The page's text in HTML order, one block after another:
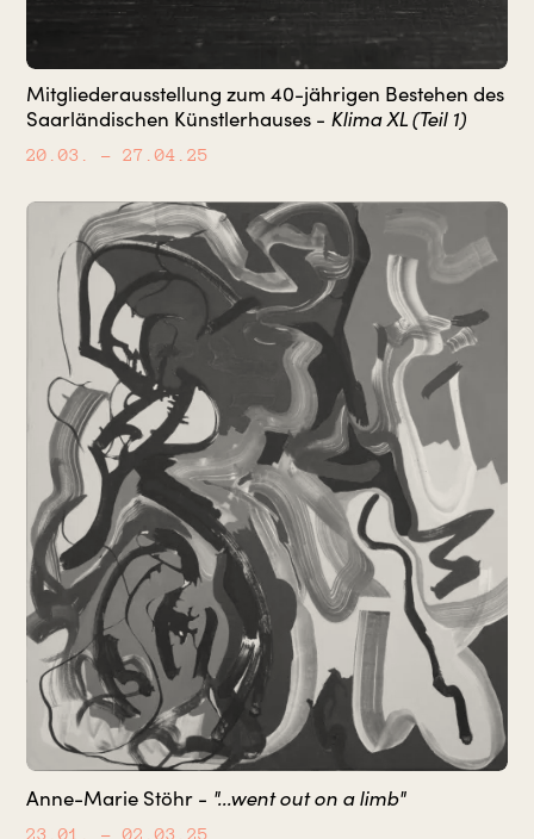
Mitgliederausstellung zum 40-jährigen Bestehen des
Saarländischen Künstlerhauses - Klima XL (Teil 1)
20.03. – 27.04.25
Anne-Marie Stöhr - "...went out on a limb"
23.01. – 02.03.25